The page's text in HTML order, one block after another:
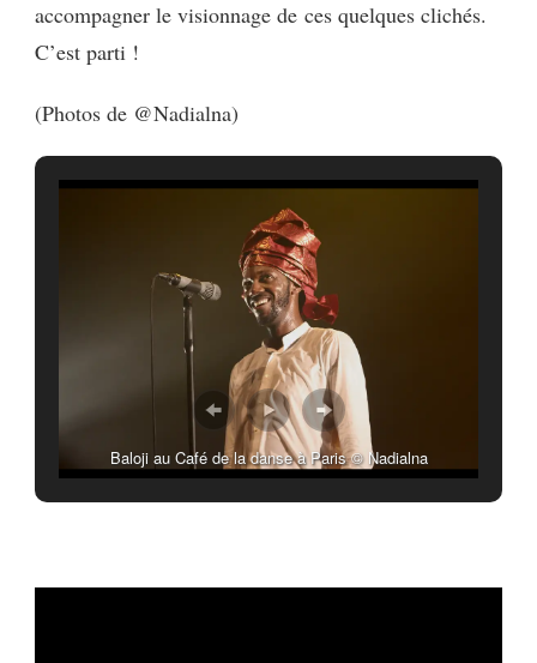
accompagner le visionnage de ces quelques clichés.
C’est parti !
(Photos de @Nadialna)
Baloji au Café de la danse à Paris © Nadialna